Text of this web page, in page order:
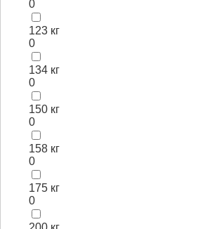
0
123 кг
0
134 кг
0
150 кг
0
158 кг
0
175 кг
0